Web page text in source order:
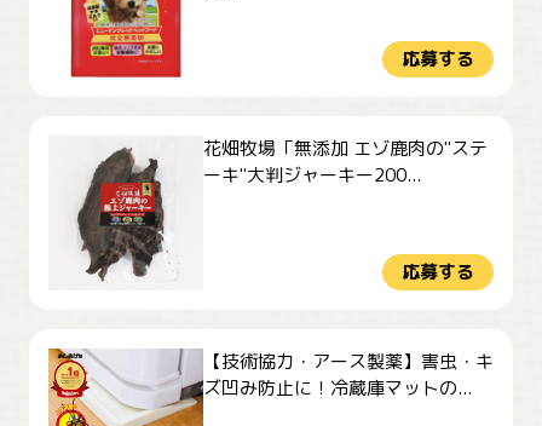
応募する
花畑牧場「無添加 エゾ鹿肉の"ステ
ーキ"大判ジャーキー200...
応募する
【技術協力・アース製薬】害虫・キ
ズ凹み防止に！冷蔵庫マットの...